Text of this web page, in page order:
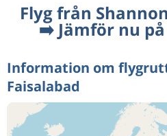
Flyg från
➡️ Jämför nu
Information om
Faisalabad